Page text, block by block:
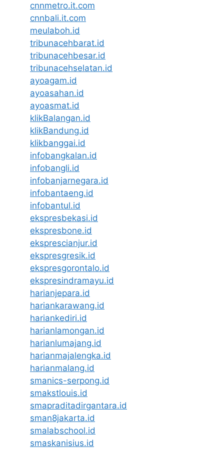
cnnmetro.it.com
cnnbali.it.com
meulaboh.id
tribunacehbarat.id
tribunacehbesar.id
tribunacehselatan.id
ayoagam.id
ayoasahan.id
ayoasmat.id
klikBalangan.id
klikBandung.id
klikbanggai.id
infobangkalan.id
infobangli.id
infobanjarnegara.id
infobantaeng.id
infobantul.id
ekspresbekasi.id
ekspresbone.id
eksprescianjur.id
ekspresgresik.id
ekspresgorontalo.id
ekspresindramayu.id
harianjepara.id
hariankarawang.id
hariankediri.id
harianlamongan.id
harianlumajang.id
harianmajalengka.id
harianmalang.id
smanics-serpong.id
smakstlouis.id
smapraditadirgantara.id
sman8jakarta.id
smalabschool.id
smaskanisius.id